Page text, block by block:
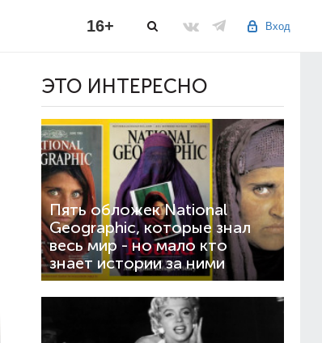
Вход
16+
ЭТО ИНТЕРЕСНО
Пять обложек National
Geographic, которые знал
весь мир - но мало кто
знает истории за ними